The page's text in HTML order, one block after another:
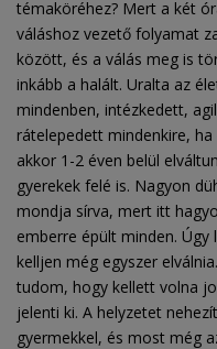
témaköréhez? Mert a két
váláshoz vezető folyamat
között, és a válás meg is
inkább a halált. Uralta az
mindenben, intézkedett,
rátelepedett mindenkire,
akkor 1-2 éven belül
gyerekek felé is. Nagyon
mondja sírva, mert itt
emberre épült minden. Úgy
kelljen még egyszer
tudom, hogy kellett volna
jelenti ki. A helyzetet
gyermekkel, és most még